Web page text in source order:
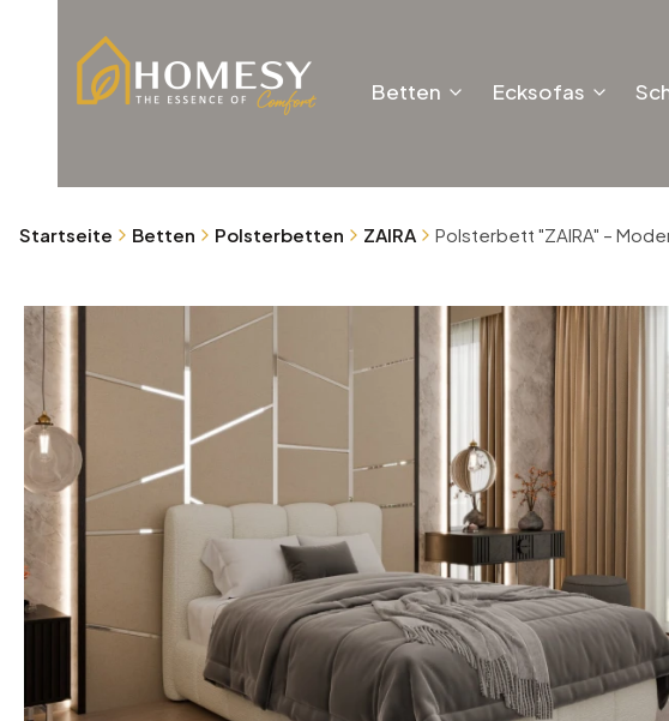
Betten Ecksofas
Startseite Betten Polsterbetten ZAIRA Polsterbett "ZAIRA" –